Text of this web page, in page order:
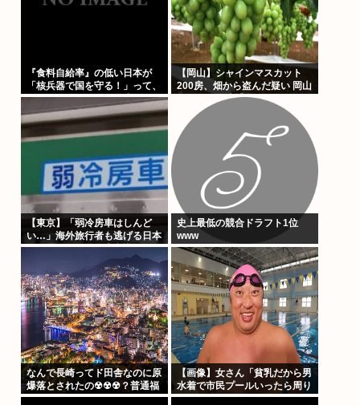
『食料自給率』の低い日本が
「核兵器で国を守る！」って、
頭おかしくね？食べ物止められ
たら終わりじゃん
【岡山】シャインマスカット
200房、畑から盗んだ疑い 岡山
県警が男を逮捕
【東京】「弱冷房車はしんど
い…」海外旅行者も逃げる日本
の猛暑、だけど冷房意識は20
史上最低の競合ドラフト1位
www
なんで長崎ってド田舎なのに原
爆落とされたの☢☢☢？普通福
岡じゃないの？
【画像】女さん「貧乳だから男
水着で市民プールいったら周り
がコソコソしだしてやばい